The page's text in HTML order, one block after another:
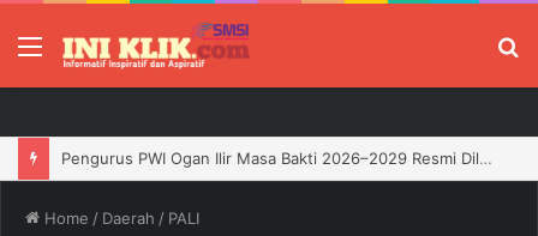
Menu
Jelang HUT RI, 3 Sumur Infill Baru di Zona 4 Dukung Kedaulatan Energi
Home / Daerah / PALI